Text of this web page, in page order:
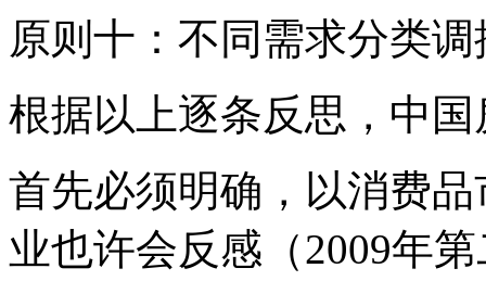
原则十：不同需求分类调
根据以上逐条反思，中
首先必须明确，以消费
业也许会反感（2009年